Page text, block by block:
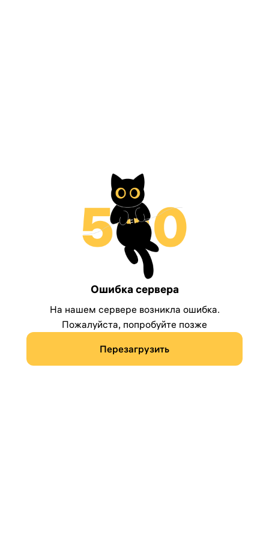
Ошибка сервера
На нашем сервере возникла ошибка.
Пожалуйста, попробуйте позже
Перезагрузить